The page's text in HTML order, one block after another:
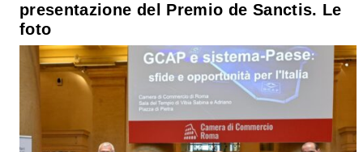
presentazione del Premio de Sanctis. Le
foto